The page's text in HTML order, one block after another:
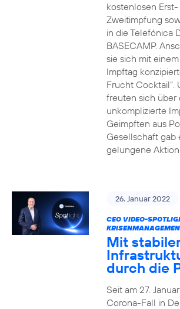
kostenlosen
Zweitimpfung
in die Telefónica
BASECAMP.
sie sich mit
Impftag
Frucht Cocktail“.
freuten sich über
unkomplizierte
Geimpften aus
Gesellschaft gab
gelungene
26. Januar 2022
CEO VIDEO-
Mit
durch die
Seit am 27.
Corona-Fall in